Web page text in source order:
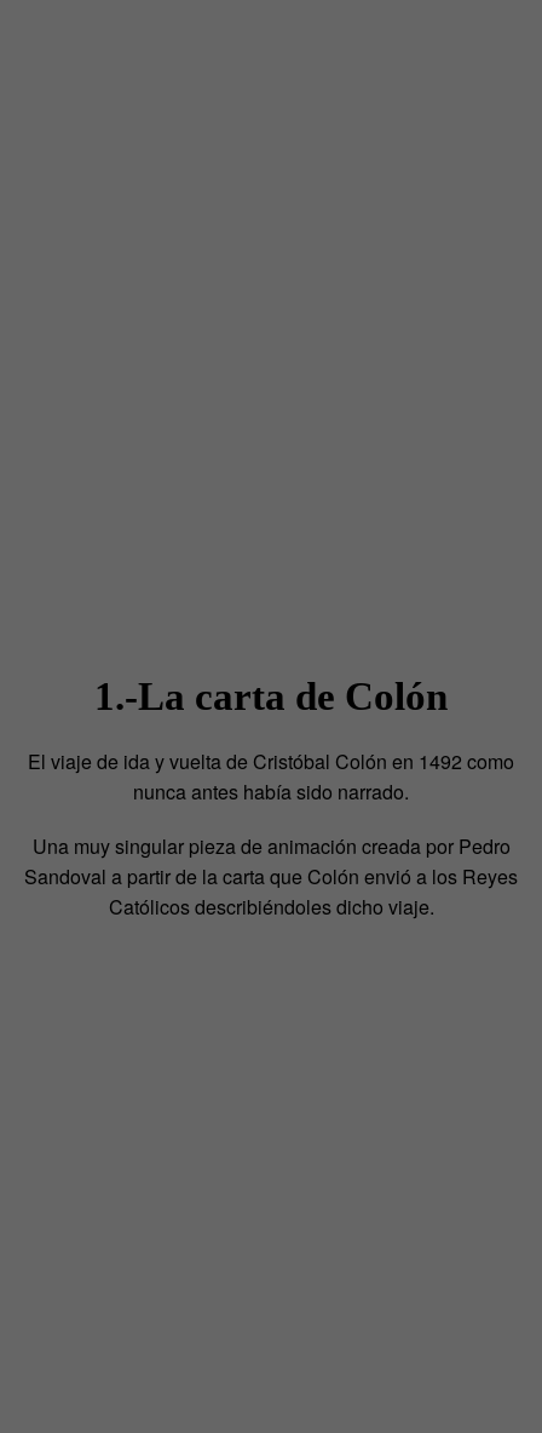
1.-La carta de Colón
El viaje de ida y vuelta de Cristóbal Colón en 1492 como
nunca antes había sido narrado.
Una muy singular pieza de animación creada por Pedro
Sandoval a partir de la carta que Colón envió a los Reyes
Católicos describiéndoles dicho viaje.